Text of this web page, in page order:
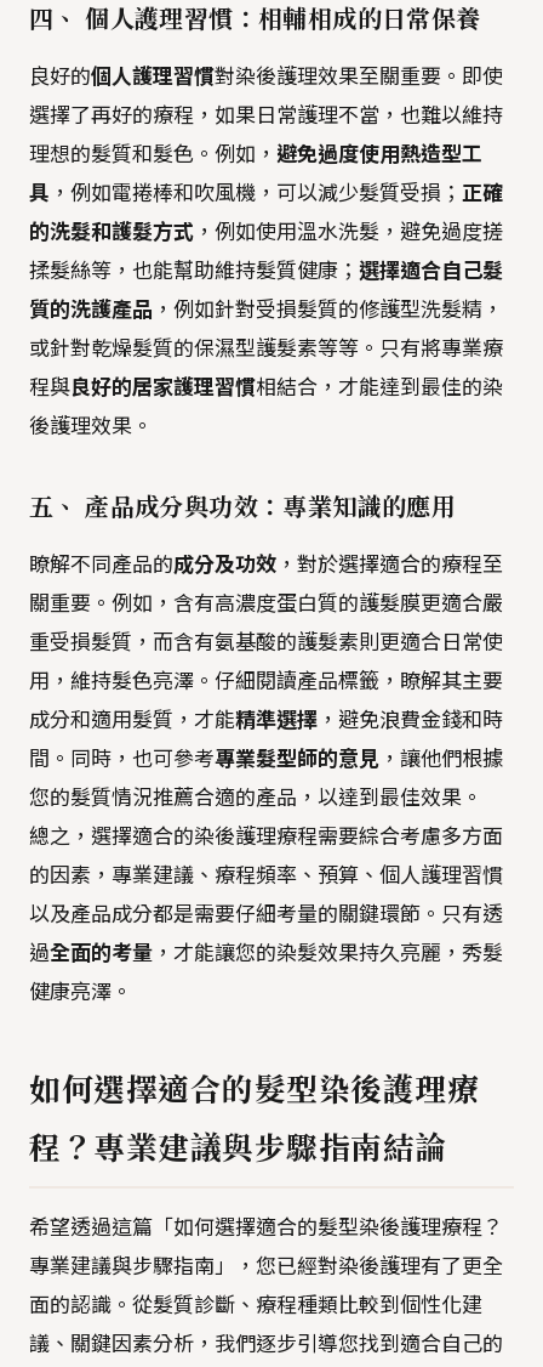
四、 個人護理習慣：相輔相成的日常保養
良好的個人護理習慣對染後護理效果至關重要。即使
選擇了再好的療程，如果日常護理不當，也難以維持
理想的髮質和髮色。例如， 避免過度使用熱造型工
具 ，例如電捲棒和吹風機，可以減少髮質受損； 正確
的洗髮和護髮方式 ，例如使用溫水洗髮，避免過度搓
揉髮絲等，也能幫助維持髮質健康； 選擇適合自己髮
質的洗護產品 ，例如針對受損髮質的修護型洗髮精，
或針對乾燥髮質的保濕型護髮素等等。只有將專業療
程與良好的居家護理習慣相結合，才能達到最佳的染
後護理效果。
五、 產品成分與功效：專業知識的應用
瞭解不同產品的成分及功效 ，對於選擇適合的療程至
關重要。例如，含有高濃度蛋白質的護髮膜更適合嚴
重受損髮質，而含有氨基酸的護髮素則更適合日常使
用，維持髮色亮澤。仔細閱讀產品標籤，瞭解其主要
成分和適用髮質，才能精準選擇 ，避免浪費金錢和時
間。同時，也可參考專業髮型師的意見 ，讓他們根據
您的髮質情況推薦合適的產品，以達到最佳效果。
總之，選擇適合的染後護理療程需要綜合考慮多方面
的因素，專業建議、療程頻率、預算、個人護理習慣
以及產品成分都是需要仔細考量的關鍵環節。只有透
過全面的考量 ，才能讓您的染髮效果持久亮麗，秀髮
健康亮澤。
如何選擇適合的髮型染後護理療
程？專業建議與步驟指南結論
希望透過這篇「如何選擇適合的髮型染後護理療程？
專業建議與步驟指南」，您已經對染後護理有了更全
面的認識。從髮質診斷、療程種類比較到個性化建
議、關鍵因素分析，我們逐步引導您找到適合自己的